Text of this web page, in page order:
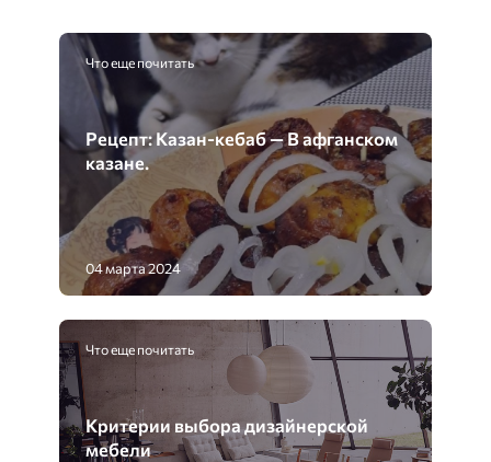
Что еще почитать
Рецепт: Казан-кебаб — В афганском
казане.
04 марта 2024
Что еще почитать
Критерии выбора дизайнерской
мебели